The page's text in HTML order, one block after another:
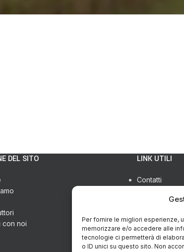
Per fornire le migliori esperienze,
memorizzare e/o accedere alle
tecnologie ci permetterà di
o ID unici su questo sito. Non
DEL SITO
con noi
LINK UTILI
Contatti
Cookie Policy
Richiesta